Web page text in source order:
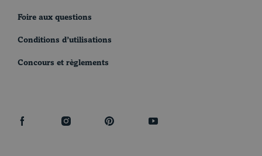
facebook instagram pinterest youtube
Foire aux questions
Conditions d’utilisations
Concours et règlements